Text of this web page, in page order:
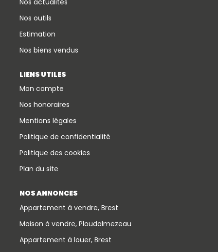
Nos outils
Estimation
Nos biens vendus
LIENS UTILES
Mon compte
Nos honoraires
Mentions légales
Politique de confidentialité
Politique des cookies
Plan du site
NOS ANNONCES
Appartement à vendre, Brest
Maison à vendre, Ploudalmezeau
Appartement à louer, Brest